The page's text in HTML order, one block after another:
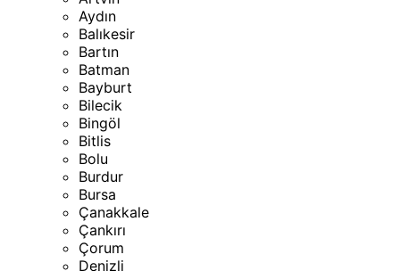
Aydın
Balıkesir
Bartın
Batman
Bayburt
Bilecik
Bingöl
Bitlis
Bolu
Burdur
Bursa
Çanakkale
Çankırı
Çorum
Denizli